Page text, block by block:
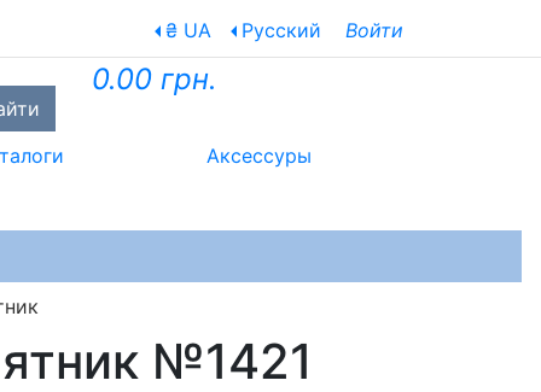
₴ UA Русский Войти
0.00 грн.
Аксессуры
№1421